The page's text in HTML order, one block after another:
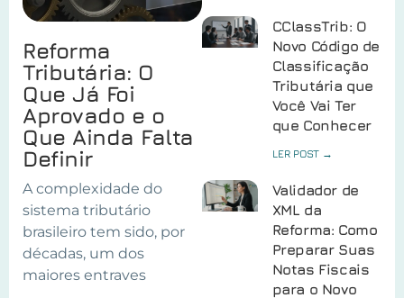
Reforma
Tributária: O
Que Já Foi
Aprovado e o
Que Ainda Falta
Definir
A complexidade do
sistema tributário
brasileiro tem sido, por
décadas, um dos
maiores entraves
CClassTrib: O
Novo Código de
Classificação
Tributária que
Você Vai Ter
que Conhecer
LER POST →
Validador de
XML da
Reforma: Como
Preparar Suas
Notas Fiscais
para o Novo